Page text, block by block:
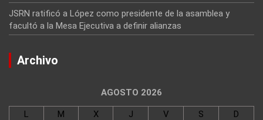
JSRN ratificó a López como presidente de la asamblea y
facultó a la Mesa Ejecutiva a definir alianzas
Archivo
AGOSTO 2026
L M X J V S
D